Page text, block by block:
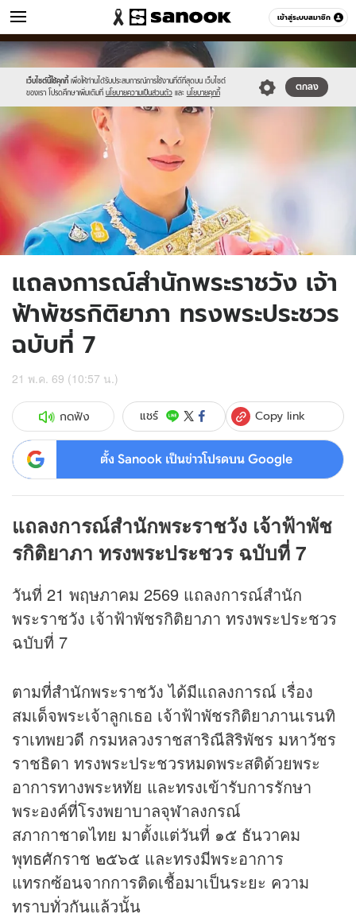
เข้าสู่ระบบสมาชิก
ข่าว หมวดอื่นๆ
เว็บไซต์นี้ใช้คุกกี้ เพื่อให้ท่านได้รับประสบการณ์การใช้งานที่ดีที่สุดบน เว็บไซต์
ของเรา โปรดศึกษาเพิ่มเติมที่ นโยบายความเป็นส่วนตัว และ นโยบายคุกกี้
ตกลง
Sanook
//s.isanook.com/sr/0/images/logo-
new-
sanook.png
600
60
//s.isanook.com/ns/0/ud/1978/9890098/new-
thumbnail1200x720_v2(2).jpg
แถลงการณ์สำนักพระราชวัง เจ้า
ฟ้าพัชรกิติยาภา ทรงพระประชวร
ฉบับที่ 7
21 พ.ค. 69 (10:57 น.)
กดฟัง แชร์ Copy link
ตั้ง Sanook เป็นข่าวโปรดบน Google
แถลงการณ์สำนักพระราชวัง เจ้าฟ้าพัช
รกิติยาภา ทรงพระประชวร ฉบับที่ 7
วันที่ 21 พฤษภาคม 2569 แถลงการณ์สำนัก
พระราชวัง เจ้าฟ้าพัชรกิติยาภา ทรงพระประชวร
ฉบับที่ 7
ตามที่สำนักพระราชวัง ได้มีแถลงการณ์ เรื่อง
สมเด็จพระเจ้าลูกเธอ เจ้าฟ้าพัชรกิติยาภานเรนทิ
ราเทพยวดี กรมหลวงราชสาริณีสิริพัชร มหาวัชร
ราชธิดา ทรงพระประชวรหมดพระสติด้วยพระ
อาการทางพระหทัย และทรงเข้ารับการรักษา
พระองค์ที่โรงพยาบาลจุฬาลงกรณ์
สภากาชาดไทย มาตั้งแต่วันที่ ๑๕ ธันวาคม
พุทธศักราช ๒๕๖๕ และทรงมีพระอาการ
แทรกซ้อนจากการติดเชื้อมาเป็นระยะ ความ
ทราบทั่วกันแล้วนั้น